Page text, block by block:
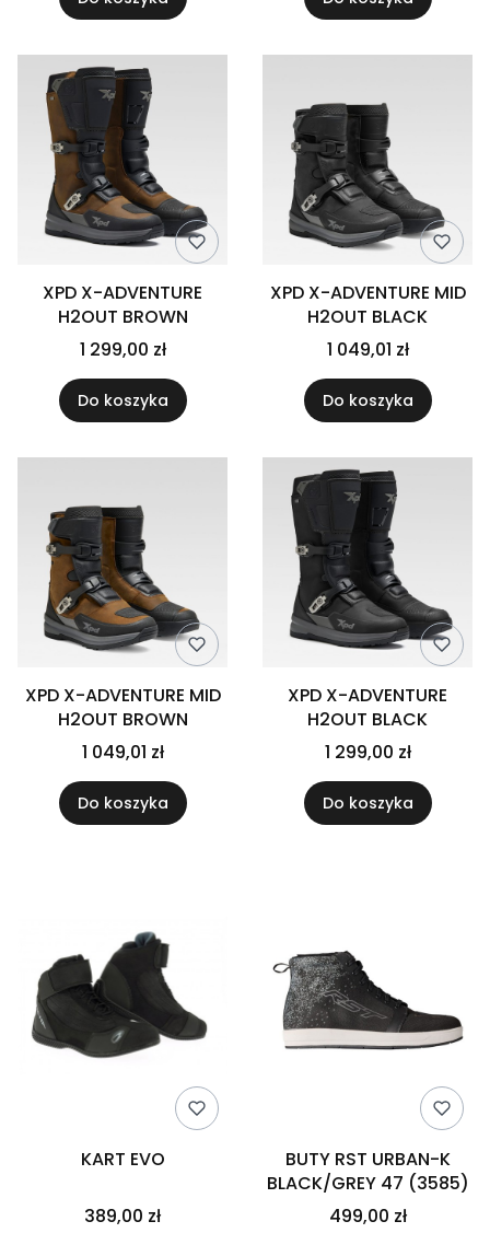
XPD X-ADVENTURE
H2OUT BROWN
1 299,00 zł
Do koszyka
XPD X-ADVENTURE MID
H2OUT BLACK
1 049,01 zł
Do koszyka
XPD X-ADVENTURE MID
H2OUT BROWN
1 049,01 zł
Do koszyka
XPD X-ADVENTURE
H2OUT BLACK
1 299,00 zł
Do koszyka
KART EVO
389,00 zł
BUTY RST URBAN-K
BLACK/GREY 47 (3585)
499,00 zł